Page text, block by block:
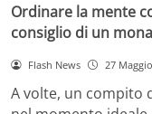
Ordinare la mente
consiglio di un
Flash News 27
A volte, un compito